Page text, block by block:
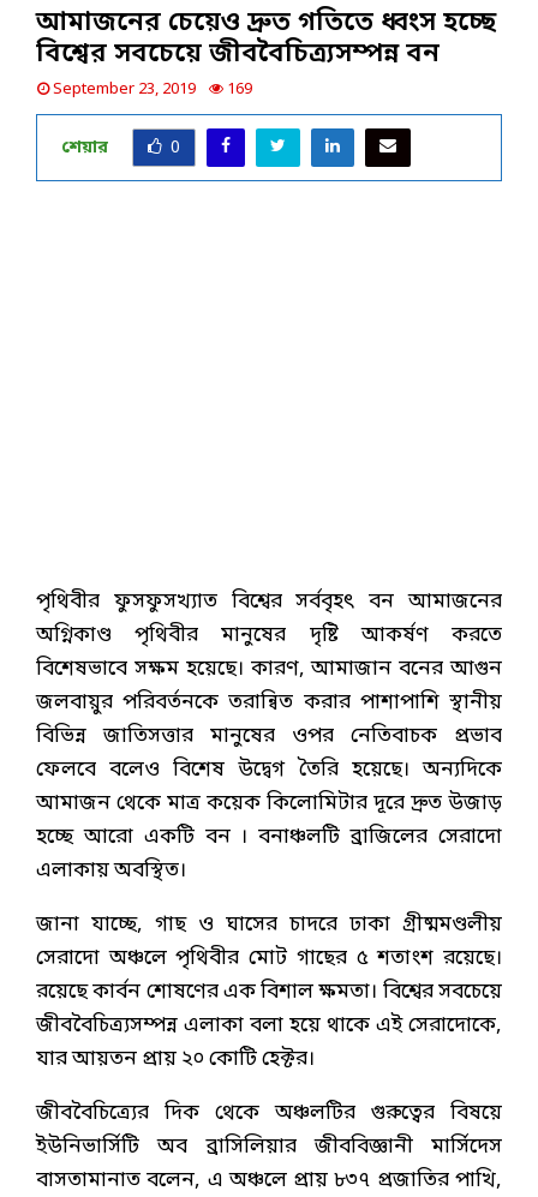
আমাজনের চেয়েও দ্রুত গতিতে ধ্বংস হচ্ছে
বিশ্বের সবচেয়ে জীববৈচিত্র্যসম্পন্ন বন
September 23, 2019 169
শেয়ার 0
পৃথিবীর ফুসফুসখ্যাত বিশ্বের সর্ববৃহৎ বন আমাজনের
অগ্নিকাণ্ড পৃথিবীর মানুষের দৃষ্টি আকর্ষণ করতে
বিশেষভাবে সক্ষম হয়েছে। কারণ, আমাজান বনের আগুন
জলবায়ুর পরিবর্তনকে তরান্বিত করার পাশাপাশি স্থানীয়
বিভিন্ন জাতিসত্তার মানুষের ওপর নেতিবাচক প্রভাব
ফেলবে বলেও বিশেষ উদ্বেগ তৈরি হয়েছে। অন্যদিকে
আমাজন থেকে মাত্র কয়েক কিলোমিটার দূরে দ্রুত উজাড়
হচ্ছে আরো একটি বন । বনাঞ্চলটি ব্রাজিলের সেরাদো
এলাকায় অবস্থিত।
জানা যাচ্ছে, গাছ ও ঘাসের চাদরে ঢাকা গ্রীষ্মমণ্ডলীয়
সেরাদো অঞ্চলে পৃথিবীর মোট গাছের ৫ শতাংশ রয়েছে।
রয়েছে কার্বন শোষণের এক বিশাল ক্ষমতা। বিশ্বের সবচেয়ে
জীববৈচিত্র্যসম্পন্ন এলাকা বলা হয়ে থাকে এই সেরাদোকে,
যার আয়তন প্রায় ২০ কোটি হেক্টর।
জীববৈচিত্র্যের দিক থেকে অঞ্চলটির গুরুত্বের বিষয়ে
ইউনিভার্সিটি অব ব্রাসিলিয়ার জীববিজ্ঞানী মার্সিদেস
বাসতামানাত বলেন, এ অঞ্চলে প্রায় ৮৩৭ প্রজাতির পাখি,